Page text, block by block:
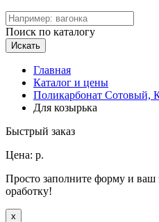
Поиск по каталогу
Искать
Главная
Каталог и цены
Поликарбонат Сотовый,
Для козырька
Быстрый заказ
Цена: р.
Просто заполните форму и ваш
оработку!
x